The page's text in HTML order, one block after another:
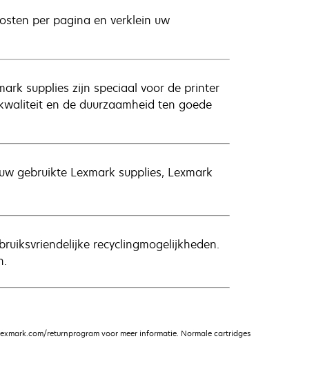
per pagina en verklein uw
supplies zijn speciaal voor de printer
en de duurzaamheid ten goede
gebruikte Lexmark supplies, Lexmark
recyclingmogelijkheden.
returnprogram voor meer informatie. Normale cartridges